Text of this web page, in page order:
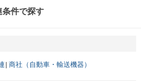
条件で探す
商社（自動車・輸送機器）